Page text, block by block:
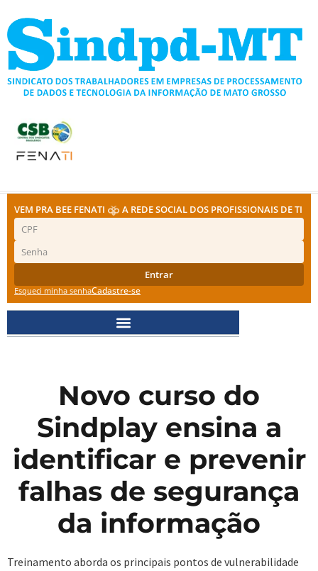
para
conteúdo
VEM PRA BEE FENATI A REDE SOCIAL DOS PROFISSIONAIS DE TI
Entrar
Esqueci minha senhaCadastre-se
Novo curso do
Sindplay ensina a
identificar e prevenir
falhas de segurança
da informação
Treinamento aborda os principais pontos de vulnerabilidade